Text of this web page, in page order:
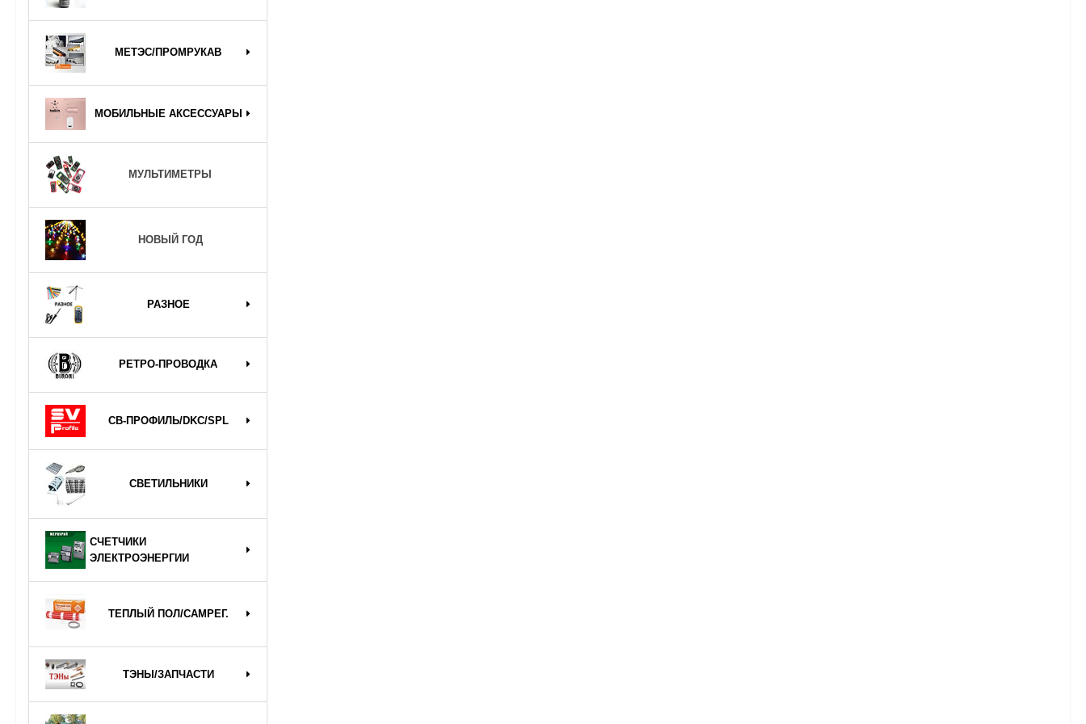
МЕТЭС/ПРОМРУКАВ
МОБИЛЬНЫЕ АКСЕССУАРЫ
МУЛЬТИМЕТРЫ
НОВЫЙ ГОД
РАЗНОЕ
РЕТРО-ПРОВОДКА
СВ-ПРОФИЛЬ/DKC/SPL
СВЕТИЛЬНИКИ
СЧЕТЧИКИ
ЭЛЕКТРОЭНЕРГИИ
ТЕПЛЫЙ ПОЛ/САМРЕГ.
ТЭНЫ/ЗАПЧАСТИ